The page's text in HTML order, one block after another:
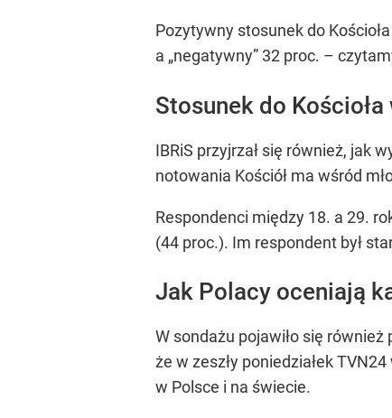
Pozytywny stosunek do
a „negatywny” 32 proc. –
Stosunek do
IBRiS przyjrzał się również, jak
notowania Kościół ma wśród
Respondenci między 18. a 29.
(44 proc.). Im respondent był
Jak Polacy oceniają
W sondażu pojawiło się
że w zeszły poniedziałek
w Polsce i na świecie.